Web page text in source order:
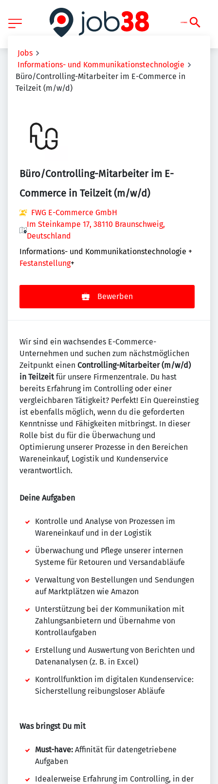
Jobs
Informations- und Kommunikationstechnologie
Büro/Controlling-Mitarbeiter im E-Commerce in
Teilzeit (m/w/d)
Büro/Controlling-Mitarbeiter im E-
Commerce in Teilzeit (m/w/d)
FWG E-Commerce GmbH
Im Steinkampe 17, 38110 Braunschweig,
Deutschland
Informations- und Kommunikationstechnologie +
Festanstellung+
Bewerben
Wir sind ein wachsendes E-Commerce-
Unternehmen und suchen zum nächstmöglichen
Zeitpunkt einen Controlling-Mitarbeiter (m/w/d)
in Teilzeitfür unsere Firmenzentrale. Du hast
bereits Erfahrung im Controlling oder einer
vergleichbaren Tätigkeit? Perfekt! Ein Quereinstieg
ist ebenfalls möglich, wenn du die geforderten
Kenntnisse und Fähigkeiten mitbringst. In dieser
Rolle bist du für die Überwachung und
Optimierung unserer Prozesse in den Bereichen
Wareneinkauf, Logistik und Kundenservice
verantwortlich.
Deine Aufgaben
Kontrolle und Analyse von Prozessen im
Wareneinkauf und in der Logistik
Überwachung und Pflege unserer internen
Systeme für Retouren und Versandabläufe
Verwaltung von Bestellungen und Sendungen
auf Marktplätzen wie Amazon
Unterstützung bei der Kommunikation mit
Zahlungsanbietern und Übernahme von
Kontrollaufgaben
Erstellung und Auswertung von Berichten und
Datenanalysen (z. B. in Excel)
Kontrollfunktion im digitalen Kundenservice:
Sicherstellung reibungsloser Abläufe
Was bringst Du mit
Must-have: Affinität für datengetriebene
Aufgaben
Idealerweise Erfahrung im Controlling, in der